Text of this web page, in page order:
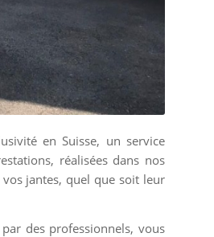
en Suisse, un service
réalisées dans nos
jantes, quel que soit leur
des professionnels, vous